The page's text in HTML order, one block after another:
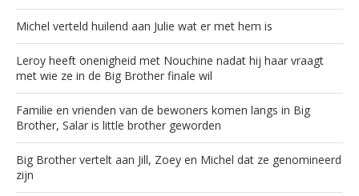
Michel verteld huilend aan Julie wat er met hem is
Leroy heeft onenigheid met Nouchine nadat hij haar vraagt
met wie ze in de Big Brother finale wil
Familie en vrienden van de bewoners komen langs in Big
Brother, Salar is little brother geworden
Big Brother vertelt aan Jill, Zoey en Michel dat ze genomineerd
zijn